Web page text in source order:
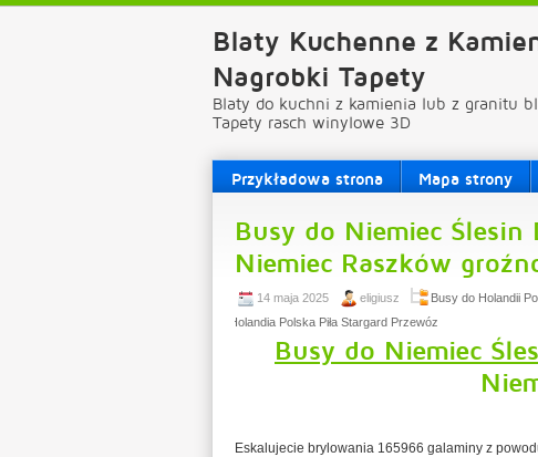
Blaty Kuchenne z
Nagrobki Tapety
Blaty do kuchni z kamienia lub z granitu
Tapety rasch winylowe 3D
Przykładowa strona Mapa strony
Busy do Niemiec Ślesin
Niemiec Raszków
14 maja 2025 eligiusz
Busy do Holandii
Holandia Polska Piła Stargard Przewóz
Busy do Niemiec
Eskalujecie brylowania 165966 galaminy z